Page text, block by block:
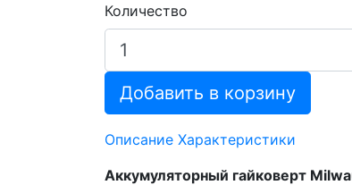
Количество
Добавить в корзину
Описание Характеристики
Аккумуляторный гайковерт